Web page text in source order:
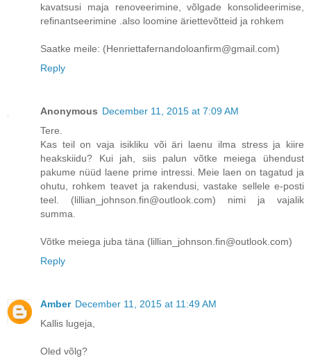
kavatsusi maja renoveerimine, võlgade konsolideerimise,
refinantseerimine .also loomine äriettevõtteid ja rohkem
Saatke meile: (Henriettafernandoloanfirm@gmail.com)
Reply
Anonymous December 11, 2015 at 7:09 AM
Tere.
Kas teil on vaja isikliku või äri laenu ilma stress ja kiire
heakskiidu? Kui jah, siis palun võtke meiega ühendust
pakume nüüd laene prime intressi. Meie laen on tagatud ja
ohutu, rohkem teavet ja rakendusi, vastake sellele e-posti
teel. (lillian_johnson.fin@outlook.com) nimi ja vajalik
summa.
Võtke meiega juba täna (lillian_johnson.fin@outlook.com)
Reply
Amber December 11, 2015 at 11:49 AM
Kallis lugeja,
Oled võlg?